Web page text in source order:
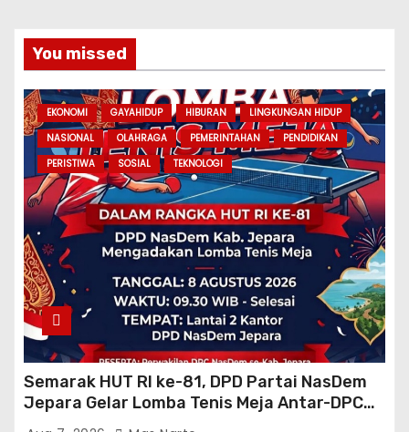
You missed
EKONOMI GAYAHIDUP HIBURAN
LINGKUNGAN HIDUP
NASIONAL
OLAHRAGA PEMERINTAHAN
PENDIDIKAN
PERISTIWA
SOSIAL TEKNOLOGI
Semarak HUT RI ke-81, DPD Partai NasDem
Jepara Gelar Lomba Tenis Meja Antar-DPC
Se-Kabupaten